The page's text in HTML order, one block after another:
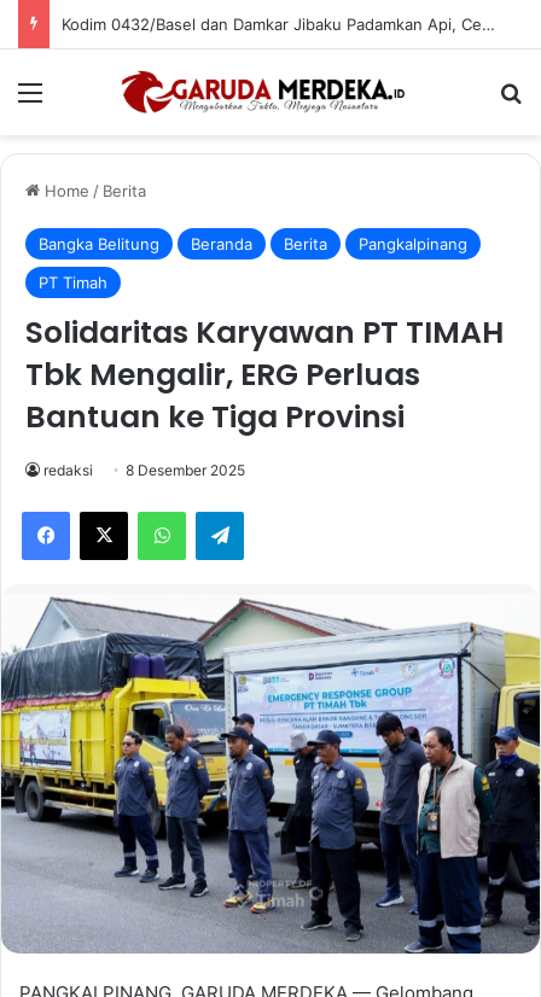
Kodim 0432/Basel dan Damkar Jibaku Padamkan Api, Cegah Kebakaran Meluas di Pasar Bikang
Menu
Home / Berita
Bangka Belitung Beranda Berita
Pangkalpinang
PT Timah
Solidaritas Karyawan PT TIMAH
Tbk Mengalir, ERG Perluas
Bantuan ke Tiga Provinsi
redaksi 8 Desember 2025
Facebook
X WhatsAppTelegram